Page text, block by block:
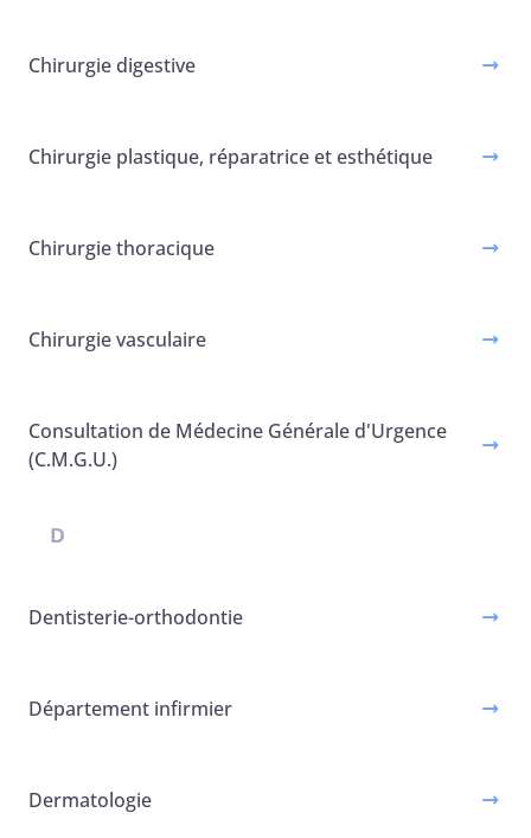
Chirurgie digestive
Chirurgie plastique, réparatrice et esthétique
Chirurgie thoracique
Chirurgie vasculaire
Consultation de Médecine Générale d'Urgence
(C.M.G.U.)
D
Dentisterie-orthodontie
Département infirmier
Dermatologie